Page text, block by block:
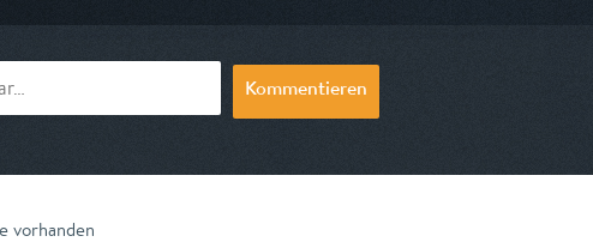
Kommentieren
vorhanden